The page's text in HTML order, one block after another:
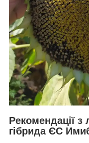
Рекомендації з
гібрида ЄС